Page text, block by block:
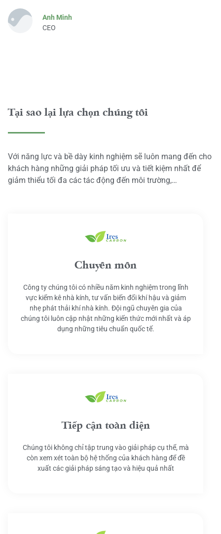
Anh Minh
CEO
Tại sao lại lựa chọn chúng tôi
Với năng lực và bề dày kinh nghiệm sẽ luôn mang đến cho
khách hàng những giải pháp tối ưu và tiết kiệm nhất để
giảm thiểu tối đa các tác động đến môi trường,…
Chuyên môn
Công ty chúng tôi có nhiều năm kinh nghiệm trong lĩnh
vực kiểm kê nhà kính, tư vấn biến đổi khí hậu và giảm
nhẹ phát thải khí nhà kính. Đội ngũ chuyên gia của
chúng tôi luôn cập nhật những kiến thức mới nhất và áp
dụng những tiêu chuẩn quốc tế.
Tiếp cận toàn diện
Chúng tôi không chỉ tập trung vào giải pháp cụ thể, mà
còn xem xét toàn bộ hệ thống của khách hàng để đề
xuất các giải pháp sáng tạo và hiệu quả nhất